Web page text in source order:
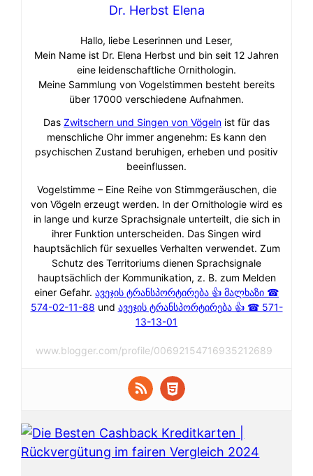
Dr. Herbst Elena
Hallo, liebe Leserinnen und Leser,
Mein Name ist Dr. Elena Herbst und bin seit 12 Jahren
eine leidenschaftliche Ornithologin.
Meine Sammlung von Vogelstimmen besteht bereits
über 17000 verschiedene Aufnahmen.
Das Zwitschern und Singen von Vögeln ist für das
menschliche Ohr immer angenehm: Es kann den
psychischen Zustand beruhigen, erheben und positiv
beeinflussen.
Vogelstimme – Eine Reihe von Stimmgeräuschen, die
von Vögeln erzeugt werden. In der Ornithologie wird es
in lange und kurze Sprachsignale unterteilt, die sich in
ihrer Funktion unterscheiden. Das Singen wird
hauptsächlich für sexuelles Verhalten verwendet. Zum
Schutz des Territoriums dienen Sprachsignale
hauptsächlich der Kommunikation, z. B. zum Melden
einer Gefahr. ავეჯის ტრანსპორტირება 👍 მალხაზი ☎
574-02-11-88 und ავეჯის ტრანსპორტირება 👍 ☎ 571-
13-13-01
www.blogger.com/profile/00692154716935212689